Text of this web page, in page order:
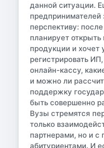
данной ситуации.
предпринимателей
перспективу:
планирует
продукции и хочет
регистрировать
онлайн-кассу,
и можно ли
поддержку
быть совершенно
Вузы стремятся
только
партнерами, но и с
абитуриентами. И